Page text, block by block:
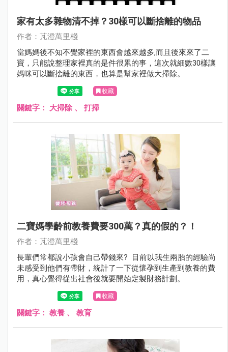
家有太多雜物清不掉？30樣可以斷捨離的物品
作者：芃澄萬里棧
當媽媽後不知不覺家裡的東西會越來越多,而且後來來了二
寶，只能說整理家裡真的是件很累的事，這次就細數30樣讓
媽咪可以斷捨離的東西，也算是幫家裡做大掃除。
收藏
關鍵字： 大掃除 、 打掃
二寶媽學齡前教養費要300萬？真的假的？！
作者：芃澄萬里棧
長輩們常都說小孩會自己帶錢來? 目前以我生兩胎的經驗尚
未感受到他們有帶財，統計了一下從懷孕到生產到教養的費
用，真心覺得從出社會後就要開始定製財務計劃。
收藏
關鍵字： 教養 、 教育